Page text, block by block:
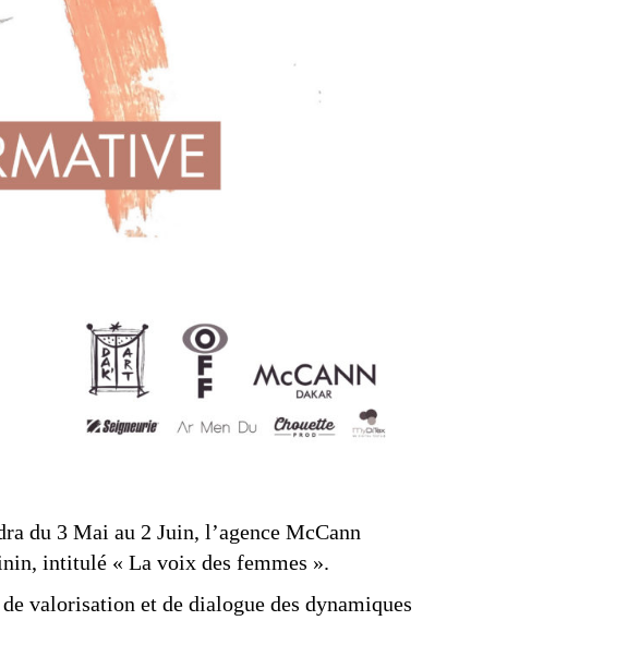
du 3 Mai au 2 Juin, l’agence McCann
intitulé « La voix des femmes ».
valorisation et de dialogue des dynamiques